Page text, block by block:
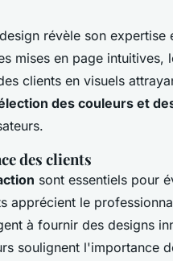
révèle son expertise
mises en page intuitives,
clients en visuels
des couleurs et
des clients
sont essentiels pour
apprécient le
à fournir des designs
soulignent l'importance